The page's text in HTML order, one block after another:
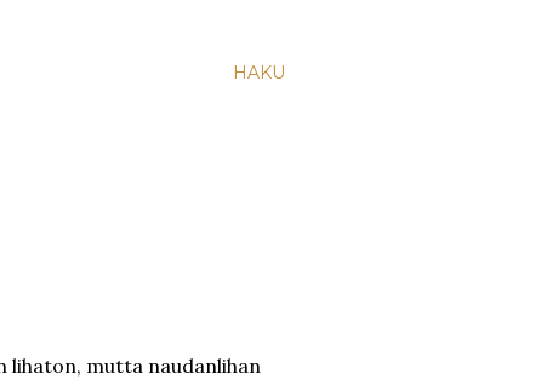
HAKU
lihaton, mutta naudanlihan